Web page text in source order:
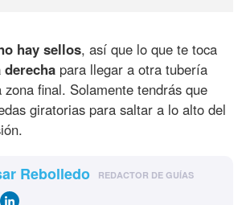
hay sellos, así que lo que te toca
para llegar a otra tubería
final. Solamente tendrás que
giratorias para saltar a lo alto del
Rebolledo REDACTOR DE GUÍAS